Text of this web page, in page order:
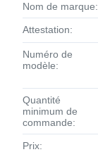
Nom de marque:
Attestation:
Numéro de
modèle:
Quantité
minimum de
commande:
Prix: